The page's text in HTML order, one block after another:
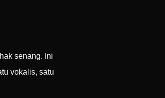
senang. Ini
vokalis, satu